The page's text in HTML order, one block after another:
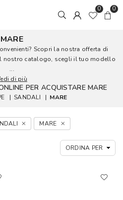
0 0
MARE
Scopri la nostra offerta di
nostro catalogo, scegli il tuo modello
...
di più
PER ACQUISTARE MARE
| SANDALI | MARE
MARE